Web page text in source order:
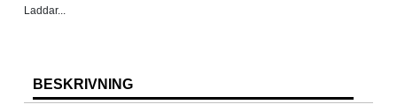
Laddar...
BESKRIVNING